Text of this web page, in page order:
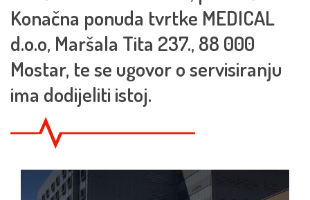
Konačna ponuda tvrtke MEDICAL
d.o.o, Maršala Tita 237., 88 000
Mostar, te se ugovor o servisiranju
ima dodijeliti istoj.